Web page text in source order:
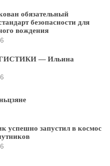
обязательный
безопасности для
вождения
— Ильина
успешно запустил в космос